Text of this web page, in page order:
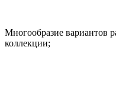
Многообразие вариантов
коллекции;